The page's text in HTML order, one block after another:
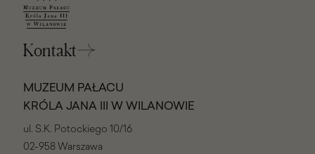
Kontakt
MUZEUM PAŁACU
KRÓLA JANA III W WILANOWIE
ul. S.K. Potockiego 10/16
02-958 Warszawa